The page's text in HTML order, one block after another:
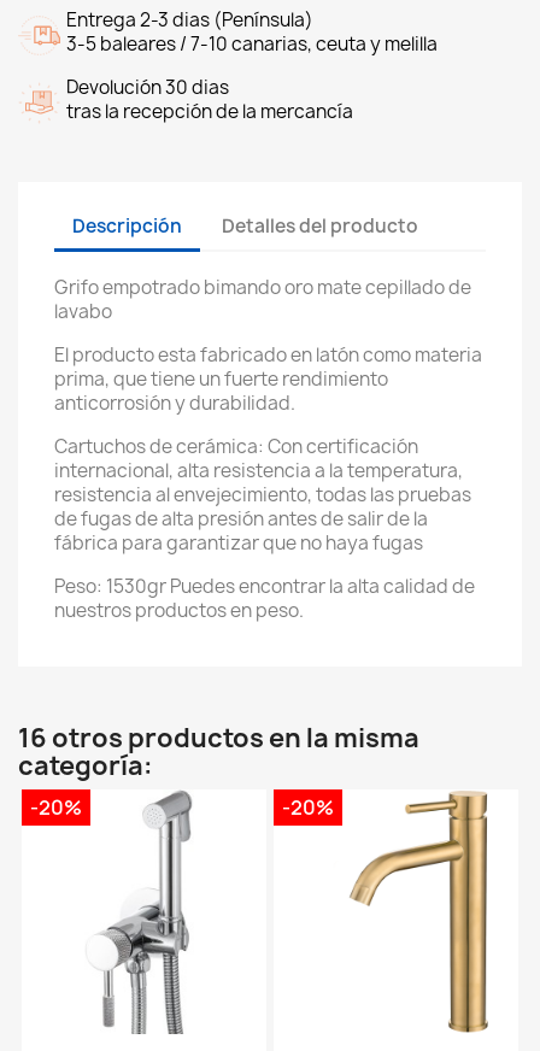
Entrega 2-3 dias (Península)
3-5 baleares / 7-10 canarias, ceuta y melilla
Devolución 30 dias
tras la recepción de la mercancía
Descripción Detalles del producto
Grifo empotrado bimando oro mate cepillado de
lavabo
El producto esta fabricado en latón como materia
prima, que tiene un fuerte rendimiento
anticorrosión y durabilidad.
Cartuchos de cerámica: Con certificación
internacional, alta resistencia a la temperatura,
resistencia al envejecimiento, todas las pruebas
de fugas de alta presión antes de salir de la
fábrica para garantizar que no haya fugas
Peso: 1530gr Puedes encontrar la alta calidad de
nuestros productos en peso.
16 otros productos en la misma
categoría:
-20% -20%